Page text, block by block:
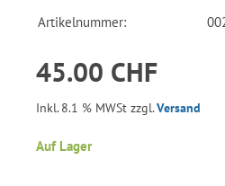
Artikelnummer:
45.00 CHF
Inkl. 8.1 % MWSt zzgl.Versand
Auf Lager